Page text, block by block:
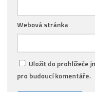
Webová stránka
Uložit do prohlížeče
pro budoucí komentáře.